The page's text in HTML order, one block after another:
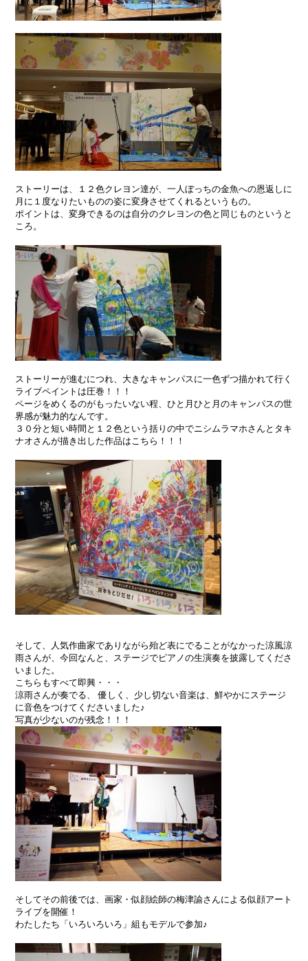
ストーリーは、１２色クレヨン達が、一人ぼっちの金魚への恩返しに
月に１度なりたいものの姿に変身させてくれるというもの。
ポイントは、変身できるのは自分のクレヨンの色と同じものというと
ころ。
ストーリーが進むにつれ、大きなキャンパスに一色ずつ描かれて行く
ライブペイントは圧巻！！！
ページをめくるのがもったいない程、ひと月ひと月のキャンパスの世
界感が魅力的なんです。
３０分と短い時間と１２色という括りの中でニシムラマホさんとタキ
ナオさんが描き出した作品はこちら！！！
そして、人気作曲家でありながら殆ど表にでることがなかった涼風涼
雨さんが、今回なんと、ステージでピアノの生演奏を披露してくださ
いました。
こちらもすべて即興・・・
涼雨さんが奏でる、 優しく、少し切ない音楽は、鮮やかにステージ
に音色をつけてくださいました♪
写真が少ないのが残念！！！
そしてその前後では、画家・似顔絵師の梅津諭さんによる似顔アート
ライブを開催！
わたしたち「いろいろいろ」組もモデルで参加♪